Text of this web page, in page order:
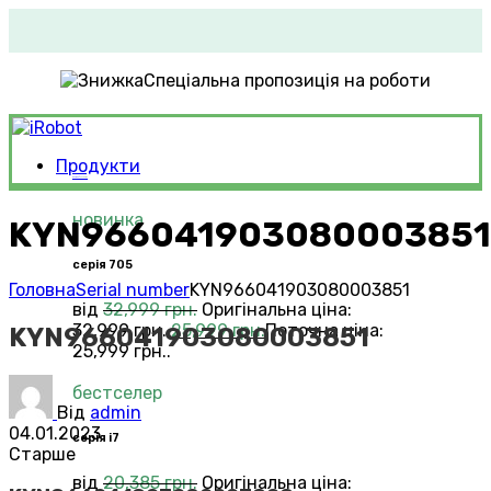
Спеціальна пропозиція на роботи
Продукти
новинка
серія 705
від 32,999грн. Оригінальна ціна:
32,999 грн..25,999грн.Поточна ціна:
25,999 грн..
бестселер
серія i7
від 20,385грн. Оригінальна ціна:
KYN966041903080003851
ГоловнаSerial numberKYN966041903080003851
KYN966041903080003851
Від admin
04.01.2023
Старше